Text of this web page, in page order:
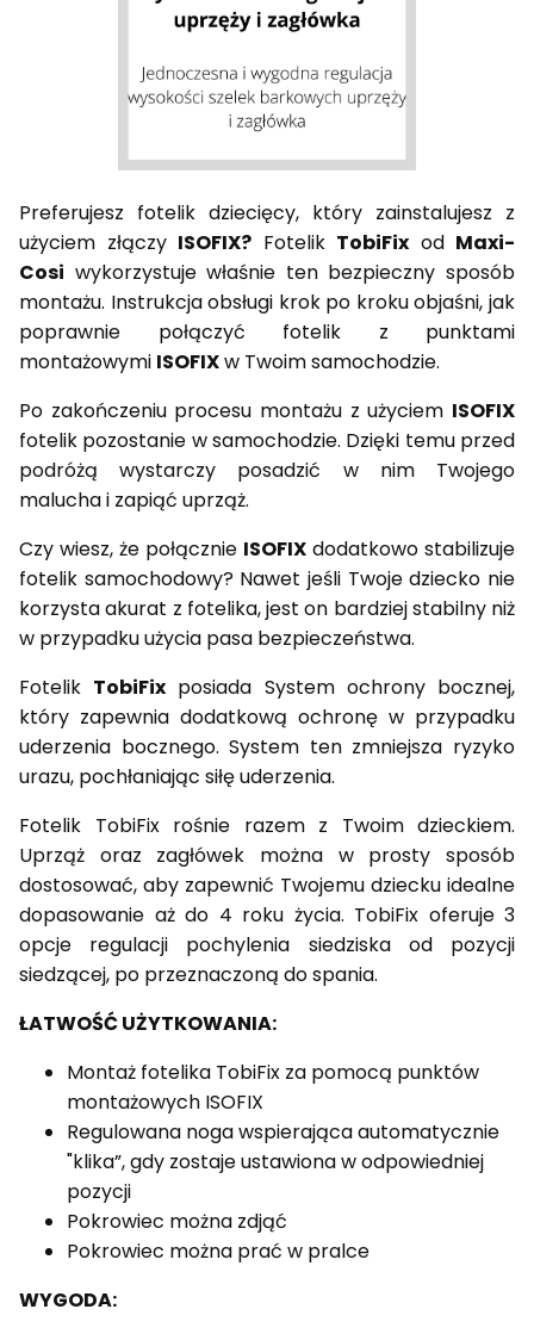
Preferujesz fotelik dziecięcy, który zainstalujesz z
użyciem złączy ISOFIX? Fotelik TobiFix od Maxi-
Cosi wykorzystuje właśnie ten bezpieczny sposób
montażu. Instrukcja obsługi krok po kroku objaśni, jak
poprawnie połączyć fotelik z punktami
montażowymi ISOFIXw Twoim samochodzie.
Po zakończeniu procesu montażu z użyciem ISOFIX
fotelik pozostanie w samochodzie. Dzięki temu przed
podróżą wystarczy posadzić w nim Twojego
malucha i zapiąć uprząż.
Czy wiesz, że połącznie ISOFIX dodatkowo stabilizuje
fotelik samochodowy? Nawet jeśli Twoje dziecko nie
korzysta akurat z fotelika, jest on bardziej stabilny niż
w przypadku użycia pasa bezpieczeństwa.
Fotelik TobiFix posiada System ochrony bocznej,
który zapewnia dodatkową ochronę w przypadku
uderzenia bocznego. System ten zmniejsza ryzyko
urazu, pochłaniając siłę uderzenia.
Fotelik TobiFix rośnie razem z Twoim dzieckiem.
Uprząż oraz zagłówek można w prosty sposób
dostosować, aby zapewnić Twojemu dziecku idealne
dopasowanie aż do 4 roku życia. TobiFix oferuje 3
opcje regulacji pochylenia siedziska od pozycji
siedzącej, po przeznaczoną do spania.
ŁATWOŚĆ UŻYTKOWANIA:
Montaż fotelika TobiFix za pomocą punktów
montażowych ISOFIX
Regulowana noga wspierająca automatycznie
"klika”, gdy zostaje ustawiona w odpowiedniej
pozycji
Pokrowiec można zdjąć
Pokrowiec można prać w pralce
WYGODA: